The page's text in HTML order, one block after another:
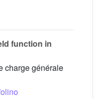
function in
charge générale